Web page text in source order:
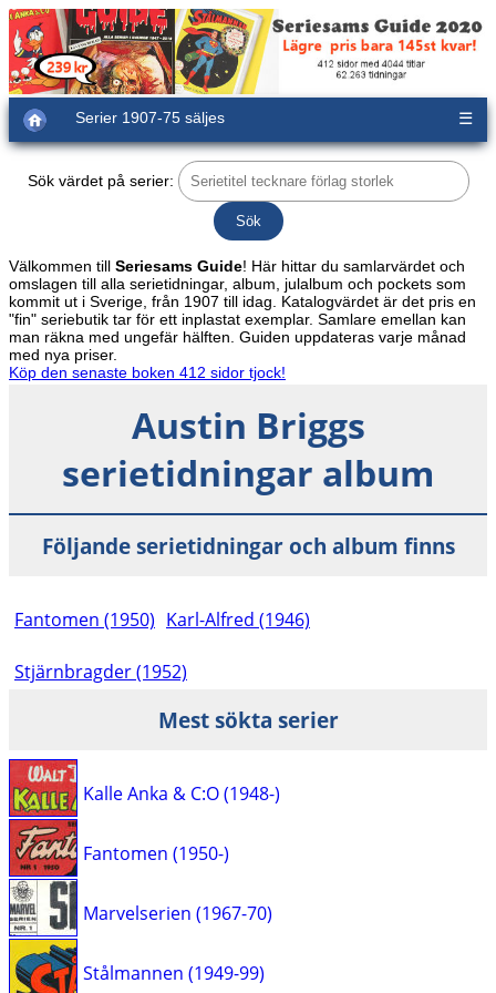
Serier 1907-75 säljes ☰
Sök värdet på serier:
Välkommen till Seriesams Guide! Här hittar du samlarvärdet och
omslagen till alla serietidningar, album, julalbum och pockets som
kommit ut i Sverige, från 1907 till idag. Katalogvärdet är det pris en
"fin" seriebutik tar för ett inplastat exemplar. Samlare emellan kan
man räkna med ungefär hälften. Guiden uppdateras varje månad
med nya priser.
Köp den senaste boken 412 sidor tjock!
Austin Briggs
serietidningar album
Följande serietidningar och album finns
Fantomen (1950) Karl-Alfred (1946)
Stjärnbragder (1952)
Mest sökta serier
Kalle Anka & C:O (1948-)
Fantomen (1950-)
Marvelserien (1967-70)
Stålmannen (1949-99)